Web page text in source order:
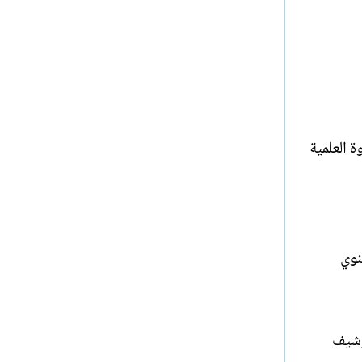
الحلقة الدراسية الإقليمية لعام 1987 حول الندوة العلمية